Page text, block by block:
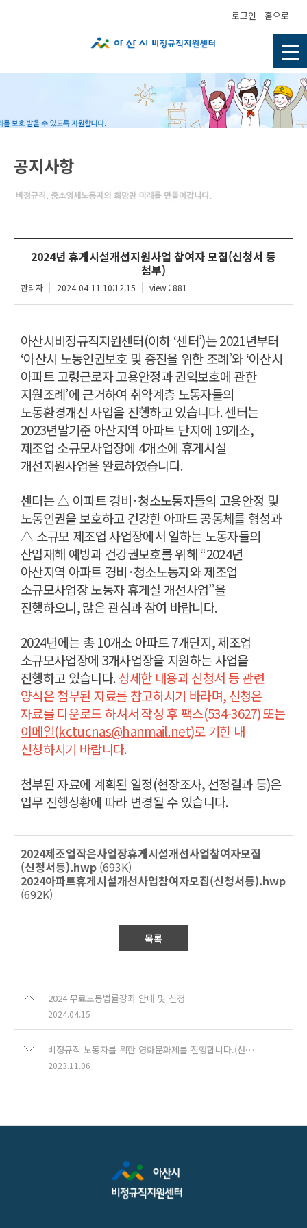
로그인 홈으로
공지사항
2024년 휴게시설개선지원사업 참여자 모집(신청서 등
첨부)
관리자 2024-04-11 10:12:15 view : 881
아산시비정규직지원센터(이하‘센터’)는2021년부터
‘아산시 노동인권보호 및 증진을 위한 조례’와‘아산시
아파트 고령근로자 고용안정과 권익보호에 관한
지원조례’에 근거하여 취약계층 노동자들의
노동환경개선 사업을 진행하고 있습니다.센터는
2023년말기준 아산지역 아파트 단지에 19개소,
제조업 소규모사업장에 4개소에 휴게시설
개선지원사업을 완료하였습니다.
센터는△ 아파트 경비·청소노동자들의 고용안정 및
노동인권을 보호하고 건강한 아파트 공동체를 형성과
△ 소규모 제조업 사업장에서 일하는 노동자들의
산업재해 예방과 건강권보호를 위해“2024년
아산지역 아파트 경비 ·청소노동자와 제조업
소규모사업장 노동자 휴게실 개선사업”을
진행하오니,많은 관심과 참여 바랍니다.
2024년에는 총10개소 아파트7개단지,제조업
소규모사업장에 3개사업장을 지원하는 사업을
진행하고 있습니다. 상세한 내용과 신청서 등 관련
양식은 첨부된 자료를 참고하시기 바라며,신청은
자료를 다운로드 하셔서 작성 후 팩스(534-3627)또는
이메일(kctucnas@hanmail.net)로 기한 내
신청하시기 바랍니다.
첨부된 자료에 계획된 일정(현장조사,선정결과 등)은
업무 진행상황에 따라 변경될 수 있습니다.
2024제조업작은사업장휴게시설개선사업참여자모집
(신청서등).hwp (693K)
2024아파트휴게시설개선사업참여자모집(신청서등).hwp
(692K)
목록
2024 무료노동법률강좌 안내 및 신청
2024.04.15
비정규직 노동자를 위한 영화문화제를 진행합니다.(선착순 정원초과 조기마감하였습니다)
2023.11.06